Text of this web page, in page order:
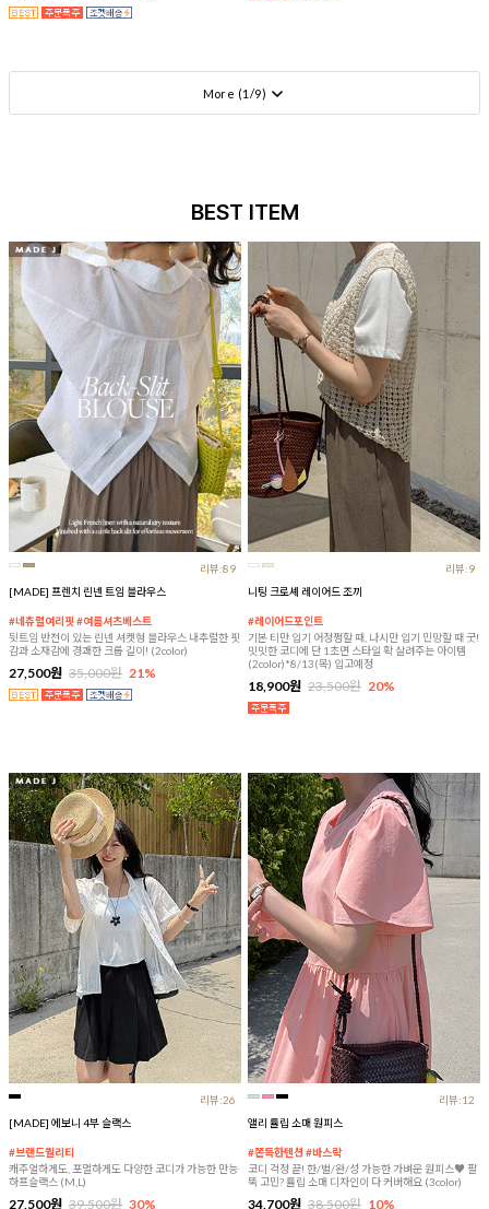
More (1 /9)
BEST ITEM
리뷰:89
[MADE] 프렌치 린넨 트임 블라우스
#네츄럴여리핏 #여름셔츠베스트
뒷트임 반전이 있는 린넨 셔켓형 블라우스 내추럴한 핏
감과 소재감에 경쾌한 크롭 길이! (2color)
27,500원 35,000원 21%
리뷰:9
니팅 크로셰 레이어드 조끼
#레이어드포인트
기본 티만 입기 어정쩡할 때, 나시만 입기 민망할 때 굿!
밋밋한 코디에 단 1초면 스타일 확 살려주는 아이템
(2color)*8/13(목) 입고예정
18,900원 23,500원 20%
리뷰:26
[MADE] 에보니 4부 슬랙스
#브랜드퀄리티
캐주얼하게도, 포멀하게도 다양한 코디가 가능한 만능
하프슬랙스 (M,L)
27,500원 39,500원 30%
리뷰:12
앨리 튤립 소매 원피스
#쫀득한텐션 #바스락
코디 걱정 끝! 한/벌/완/성 가능한 가벼운 원피스♥ 팔
뚝 고민? 튤립 소매 디자인이 다 커버해요 (3color)
34,700원 38,500원 10%